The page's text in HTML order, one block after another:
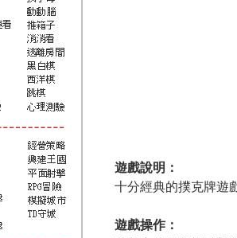
遊戲說明：
十分經典的撲克牌遊
遊戲操作：